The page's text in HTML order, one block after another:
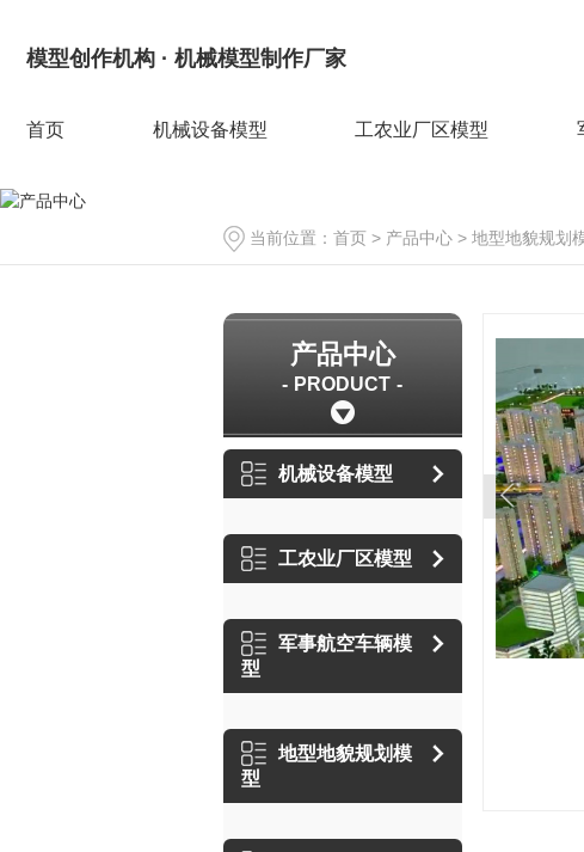
模型创作机构 · 机械模型制作厂家
首页 机械设备模型 工农业厂区模型
当前位置： 首页 > 产品中心 > 地型地貌规划
产品中心
PRODUCT
机械设备模型
工农业厂区模型
军事航空车辆模
型
地型地貌规划模
型